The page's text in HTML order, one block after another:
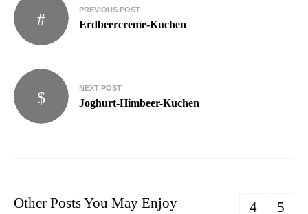
PREVIOUS POST
Erdbeercreme-Kuchen
NEXT POST
Joghurt-Himbeer-Kuchen
Other Posts You May Enjoy